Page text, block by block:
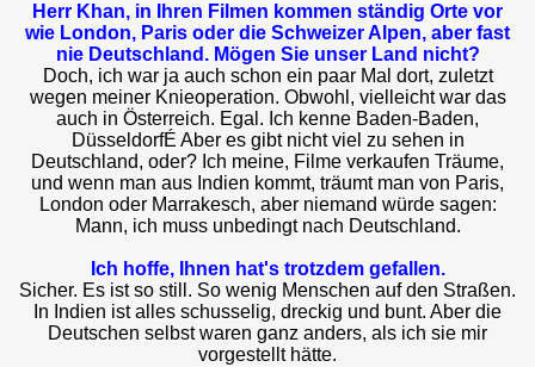
Herr Khan, in Ihren Filmen kommen ständig Orte vor
wie London, Paris oder die Schweizer Alpen, aber fast
nie Deutschland. Mögen Sie unser Land nicht?
Doch, ich war ja auch schon ein paar Mal dort, zuletzt
wegen meiner Knieoperation. Obwohl, vielleicht war das
auch in Österreich. Egal. Ich kenne Baden-Baden,
DüsseldorfÉ Aber es gibt nicht viel zu sehen in
Deutschland, oder? Ich meine, Filme verkaufen Träume,
und wenn man aus Indien kommt, träumt man von Paris,
London oder Marrakesch, aber niemand würde sagen:
Mann, ich muss unbedingt nach Deutschland.
Ich hoffe, Ihnen hat's trotzdem gefallen.
Sicher. Es ist so still. So wenig Menschen auf den Straßen.
In Indien ist alles schusselig, dreckig und bunt. Aber die
Deutschen selbst waren ganz anders, als ich sie mir
vorgestellt hätte.